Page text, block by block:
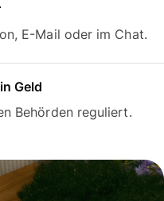
E-Mail oder im Chat.
Geld
Behörden reguliert.